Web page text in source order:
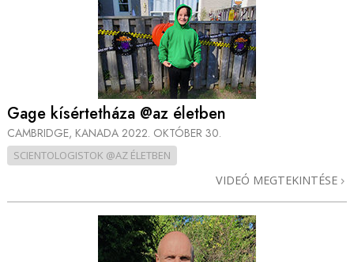
Gage kísértetháza @az életben
CAMBRIDGE, KANADA 2022. OKTÓBER 30.
SCIENTOLOGISTOK @AZ ÉLETBEN
VIDEÓ MEGTEKINTÉSE